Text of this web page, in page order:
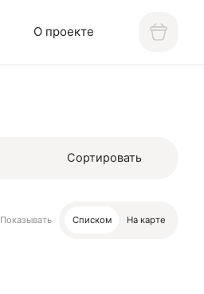
О проекте
Сортировать
Показывать Списком На карте